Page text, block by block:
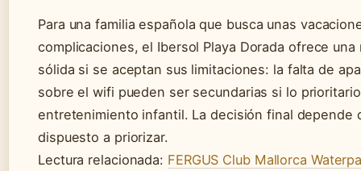
Para una familia española que busca unas
complicaciones, el Ibersol Playa Dorada ofrece
sólida si se aceptan sus limitaciones: la falta de
sobre el wifi pueden ser secundarias si lo
entretenimiento infantil. La decisión final depende
dispuesto a priorizar.
Lectura relacionada: FERGUS Club Mallorca